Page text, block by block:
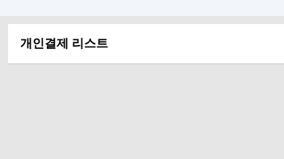
개인결제 리스트